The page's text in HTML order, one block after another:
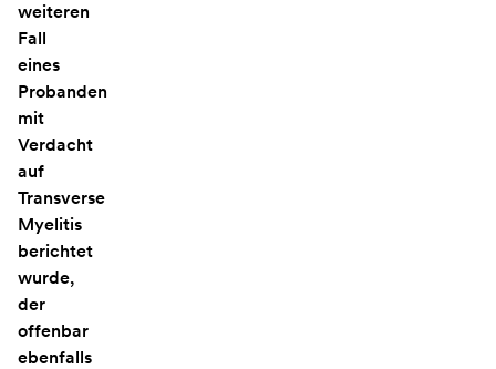
weiteren
Fall
eines
Probanden
mit
Verdacht
auf
Transverse
Myelitis
berichtet
wurde,
der
offenbar
ebenfalls